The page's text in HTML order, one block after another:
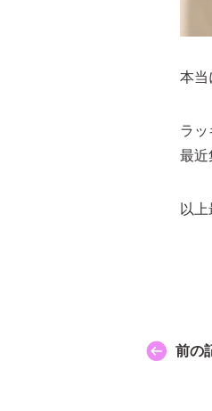
本当
ラッ
最近
以
前の